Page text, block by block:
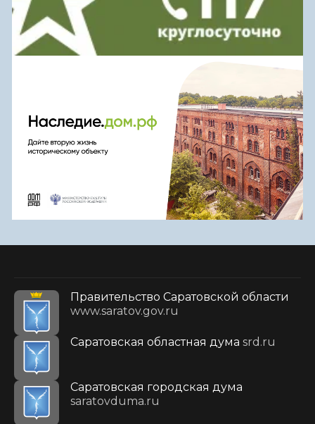
Правительство Саратовской области
www.saratov.gov.ru
Саратовская областная дума srd.ru
Саратовская городская дума
saratovduma.ru